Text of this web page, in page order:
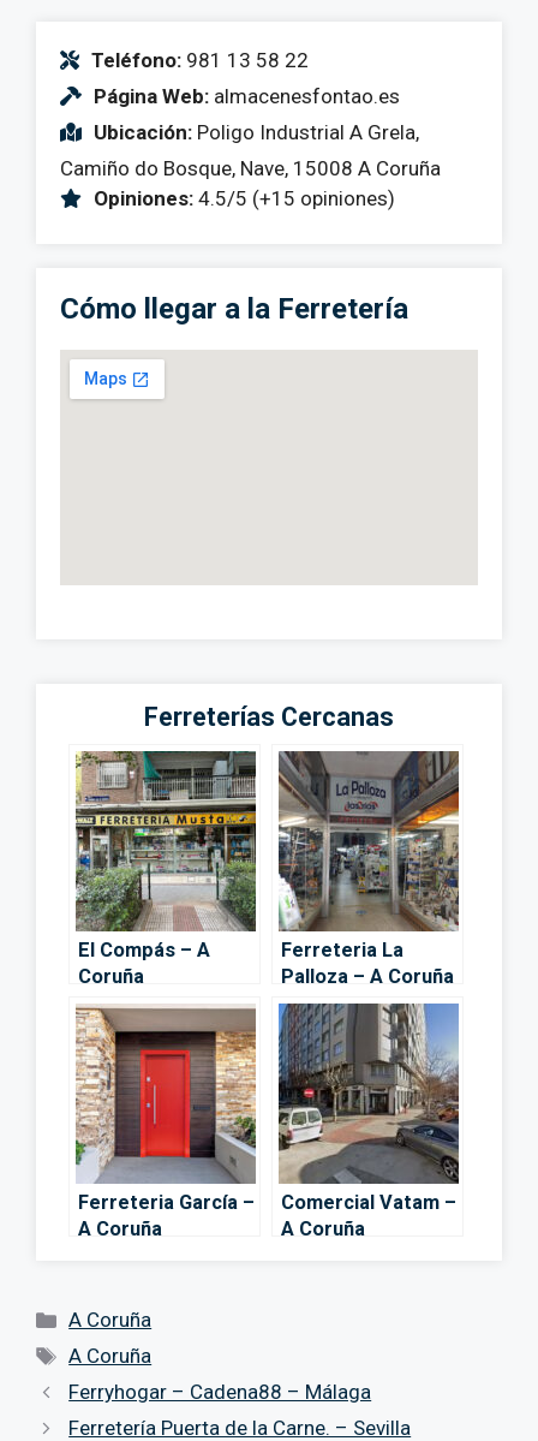
Teléfono: 981 13 58 22
Página Web: almacenesfontao.es
Ubicación: Poligo Industrial A Grela,
Camiño do Bosque, Nave, 15008 A Coruña
Opiniones: 4.5/5 (+15 opiniones)
Cómo llegar a la Ferretería
Ferreterías Cercanas
El Compás – A
Coruña
Ferreteria La
Palloza – A Coruña
Ferreteria García –
A Coruña
Comercial Vatam –
A Coruña
Categorías
A Coruña
Etiquetas
A Coruña
Ferryhogar – Cadena88 – Málaga
Ferretería Puerta de la Carne. – Sevilla